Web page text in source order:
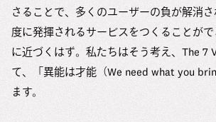
さることで、多くのユーザーの負が解消
度に発揮されるサービスをつくることが
に近づくはず。私たちはそう考え、The 7
て、「異能は才能（We need what you
ます。